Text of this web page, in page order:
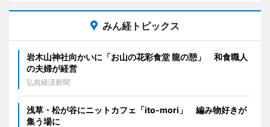
みん経トピックス
岩木山神社向かいに「お山の花彩食堂 龍の憩」 和食職人
の夫婦が経営
弘前経済新聞
浅草・松が谷にニットカフェ「ito-mori」 編み物好きが
集う場に